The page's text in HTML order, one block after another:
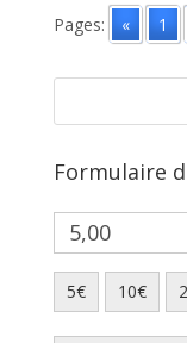
Pages: « 1
Formulaire
5€ 10€